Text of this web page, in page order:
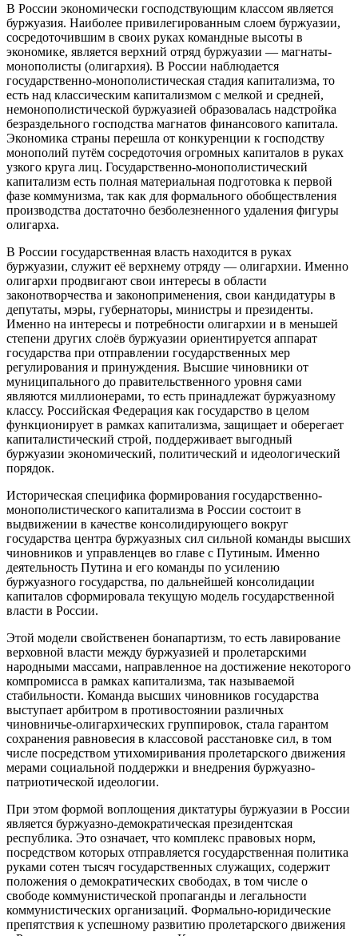
В России экономически господствующим классом является
буржуазия. Наиболее привилегированным слоем буржуазии,
сосредоточившим в своих руках командные высоты в
экономике, является верхний отряд буржуазии — магнаты-
монополисты (олигархия). В России наблюдается
государственно-монополистическая стадия капитализма, то
есть над классическим капитализмом с мелкой и средней,
немонополистической буржуазией образовалась надстройка
безраздельного господства магнатов финансового капитала.
Экономика страны перешла от конкуренции к господству
монополий путём сосредоточия огромных капиталов в руках
узкого круга лиц. Государственно-монополистический
капитализм есть полная материальная подготовка к первой
фазе коммунизма, так как для формального обобществления
производства достаточно безболезненного удаления фигуры
олигарха.
В России государственная власть находится в руках
буржуазии, служит её верхнему отряду — олигархии. Именно
олигархи продвигают свои интересы в области
законотворчества и законоприменения, свои кандидатуры в
депутаты, мэры, губернаторы, министры и президенты.
Именно на интересы и потребности олигархии и в меньшей
степени других слоёв буржуазии ориентируется аппарат
государства при отправлении государственных мер
регулирования и принуждения. Высшие чиновники от
муниципального до правительственного уровня сами
являются миллионерами, то есть принадлежат буржуазному
классу. Российская Федерация как государство в целом
функционирует в рамках капитализма, защищает и оберегает
капиталистический строй, поддерживает выгодный
буржуазии экономический, политический и идеологический
порядок.
Историческая специфика формирования государственно-
монополистического капитализма в России состоит в
выдвижении в качестве консолидирующего вокруг
государства центра буржуазных сил сильной команды высших
чиновников и управленцев во главе с Путиным. Именно
деятельность Путина и его команды по усилению
буржуазного государства, по дальнейшей консолидации
капиталов сформировала текущую модель государственной
власти в России.
Этой модели свойственен бонапартизм, то есть лавирование
верховной власти между буржуазией и пролетарскими
народными массами, направленное на достижение некоторого
компромисса в рамках капитализма, так называемой
стабильности. Команда высших чиновников государства
выступает арбитром в противостоянии различных
чиновничье-олигархических группировок, стала гарантом
сохранения равновесия в классовой расстановке сил, в том
числе посредством утихомиривания пролетарского движения
мерами социальной поддержки и внедрения буржуазно-
патриотической идеологии.
При этом формой воплощения диктатуры буржуазии в России
является буржуазно-демократическая президентская
республика. Это означает, что комплекс правовых норм,
посредством которых отправляется государственная политика
руками сотен тысяч государственных служащих, содержит
положения о демократических свободах, в том числе о
свободе коммунистической пропаганды и легальности
коммунистических организаций. Формально-юридические
препятствия к успешному развитию пролетарского движения